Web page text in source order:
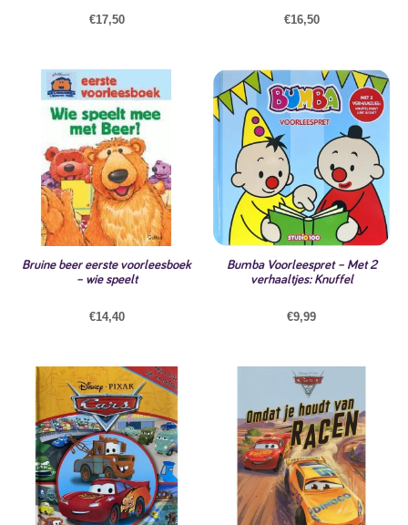
€17,50 €16,50
Bruine beer eerste voorleesboek
– wie speelt
€14,40
Bumba Voorleespret – Met 2
verhaaltjes: Knuffel
€9,99